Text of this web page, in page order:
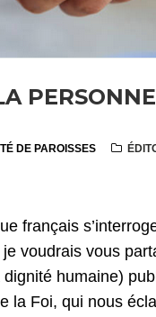
DE PAROISSES
français
voudrais vous
humaine)
la Foi, qui nous